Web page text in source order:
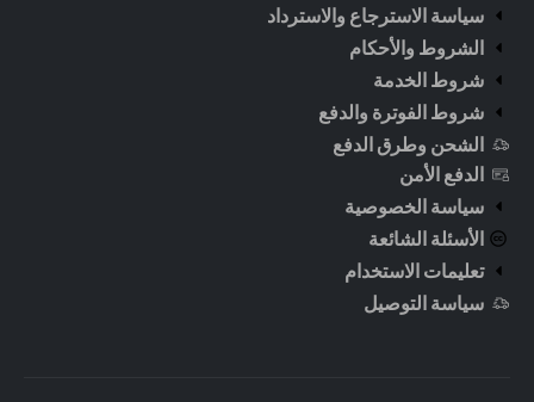
سياسة الاسترجاع والاسترداد
الشروط والأحكام
شروط الخدمة
شروط الفوترة والدفع
الشحن وطرق الدفع
الدفع الأمن
سياسة الخصوصية
الأسئلة الشائعة
تعليمات الاستخدام
سياسة التوصيل